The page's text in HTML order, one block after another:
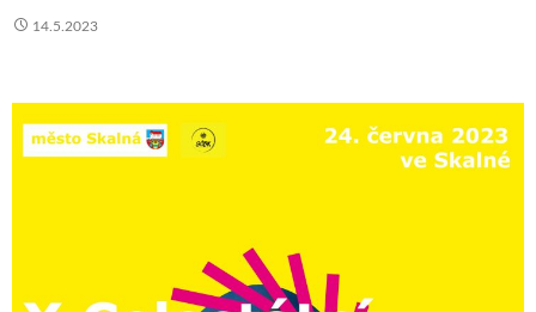
14.5.2023